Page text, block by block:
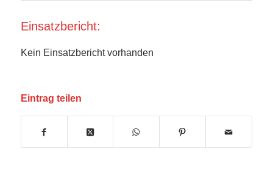
Einsatzbericht:
Kein Einsatzbericht vorhanden
Eintrag teilen